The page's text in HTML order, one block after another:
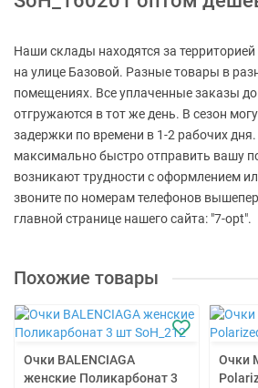
Наши склады находятся за
на улице Базовой. Разные товары в
помещениях. Все уплаченные заказы до
отгружаются в тот же день. В сезон
задержки по времени в 1-2 рабочих
максимально быстро отправить вашу
возникают трудности с оформлением
звоните по номерам телефонов
главной странице нашего сайта: "7-opt".
Похожие товары
Очки BALENCIAGA
женские Поликарбонат 3
Очки